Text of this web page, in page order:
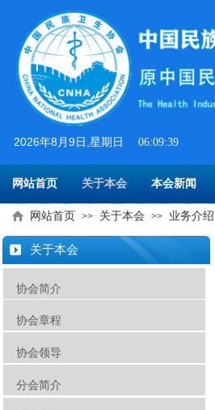
2026年8 月9日 ,星期日 06:09:39
网站首页 关于本会 本会新闻
协会领导
分会简介
协会简介
协会章程
关于本会
网站首页 >> 关于本会 >> 业务介绍